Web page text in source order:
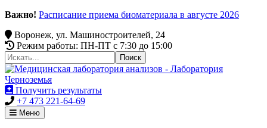
Важно! Расписание приема биоматериала в августе 2026
Воронеж, ул. Машиностроителей, 24
Режим работы: ПН-ПТ c 7:30 до 15:00
Получить результаты
+7 473 221-64-69
Меню